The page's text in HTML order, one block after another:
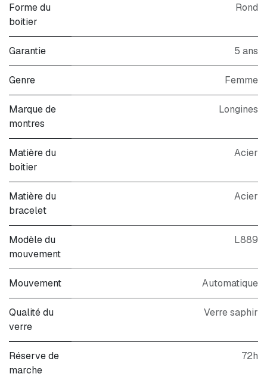
Forme du
boitier
Rond
Garantie 5 ans
Genre Femme
Marque de
montres
Longines
Matière du
boitier
Acier
Matière du
bracelet
Acier
Modèle du
mouvement
L889
Mouvement Automatique
Qualité du
verre
Verre saphir
Réserve de
marche
72h